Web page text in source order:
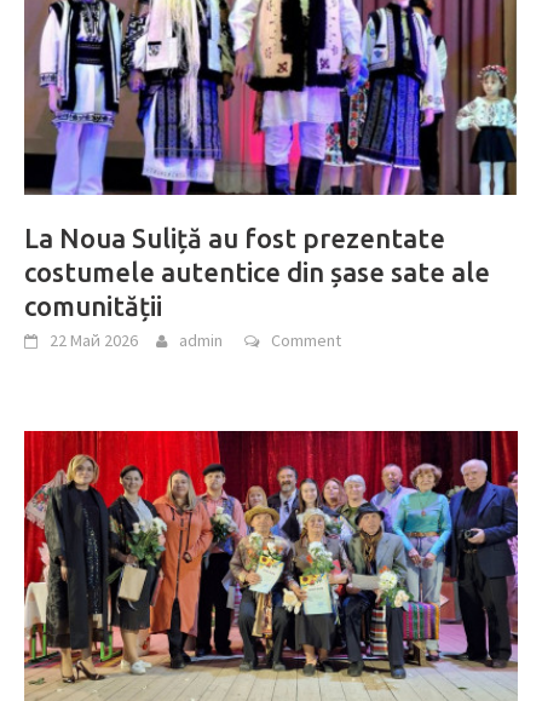
La Noua Suliță au fost prezentate
costumele autentice din șase sate ale
comunității
22 Май 2026 admin Comment